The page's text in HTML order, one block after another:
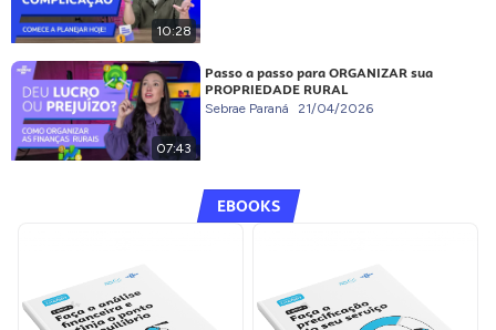
10:28
07:43
Passo a passo para ORGANIZAR sua
PROPRIEDADE RURAL
Sebrae Paraná 21/04/2026
EBOOKS